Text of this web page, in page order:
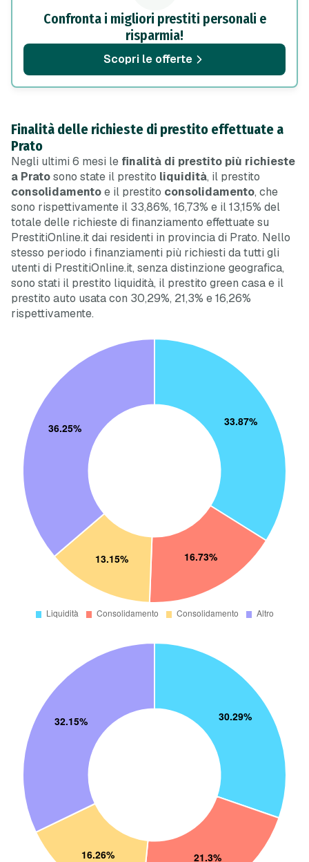
Confronta i migliori prestiti personali e
risparmia!
Scopri le offerte
Finalità delle richieste di prestito effettuate a
Prato
Negli ultimi 6 mesi le finalità di prestito più richieste
a Pratosono state il prestito liquidità, il prestito
consolidamentoe il prestito consolidamento, che
sono rispettivamente il 33,86%, 16,73% e il 13,15% del
totale delle richieste di finanziamento effettuate su
PrestitiOnline.it dai residenti in provincia di Prato. Nello
stesso periodo i finanziamenti più richiesti da tutti gli
utenti di PrestitiOnline.it, senza distinzione geografica,
sono stati il prestito liquidità, il prestito green casa e il
prestito auto usata con 30,29%, 21,3% e 16,26%
rispettivamente.